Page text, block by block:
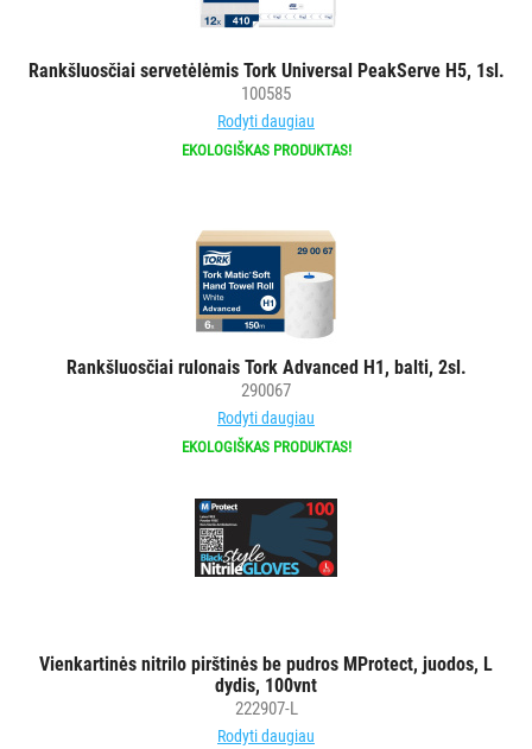
Rankšluosčiai servetėlėmis Tork Universal PeakServe H5, 1sl.
100585
Rodyti daugiau
EKOLOGIŠKAS PRODUKTAS!
Rankšluosčiai rulonais Tork Advanced H1, balti, 2sl.
290067
Rodyti daugiau
EKOLOGIŠKAS PRODUKTAS!
Vienkartinės nitrilo pirštinės be pudros MProtect, juodos, L
dydis, 100vnt
222907-L
Rodyti daugiau